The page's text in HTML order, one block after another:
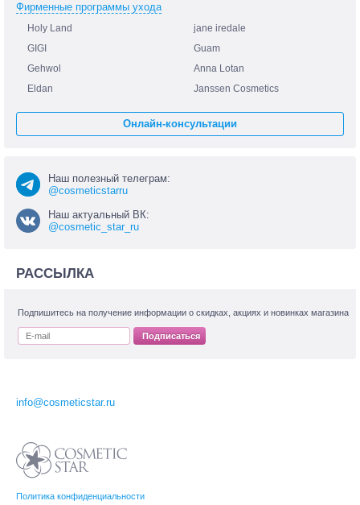
Фирменные программы ухода
Holy Land
jane iredale
GIGI
Guam
Gehwol
Anna Lotan
Eldan
Janssen Cosmetics
Онлайн-консультации
Наш полезный телеграм:
@cosmeticstarru
Наш актуальный ВК:
@cosmetic_star_ru
РАССЫЛКА
Подпишитесь на получение информации о скидках, акциях и новинках магазина
Подписаться
Политика конфиденциальности
info@cosmeticstar.ru